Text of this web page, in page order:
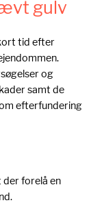
gulv
tid efter
og
samt de
efterfundering
forelå en